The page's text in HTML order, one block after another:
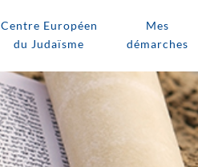
Centre Européen
du Judaïsme
Mes
démarches